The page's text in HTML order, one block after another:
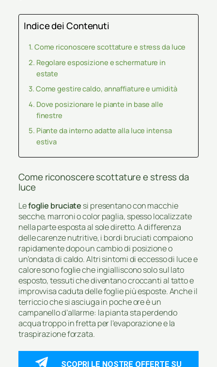
Indice dei Contenuti
Come riconoscere scottature e stress da luce
Regolare esposizione e schermature in
estate
Come gestire caldo, annaffiature e umidità
Dove posizionare le piante in base alle
finestre
Piante da interno adatte alla luce intensa
estiva
Come riconoscere scottature e stress da
luce
Lefoglie bruciate si presentano con macchie
secche, marroni o color paglia, spesso localizzate
nella parte esposta al sole diretto. A differenza
delle carenze nutritive, i bordi bruciati compaiono
rapidamente dopo un cambio di posizione o
un’ondata di caldo. Altri sintomi di eccesso di luce e
calore sono foglie che ingialliscono solo sul lato
esposto, tessuti che diventano croccanti al tatto e
improvvisa caduta delle foglie più esposte. Anche il
terriccio che si asciuga in poche ore è un
campanello d’allarme: la pianta sta perdendo
acqua troppo in fretta per l’evaporazione e la
traspirazione forzata.
SCOPRI LE NOSTRE OFFERTE SU